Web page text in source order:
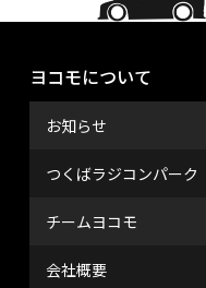
ヨコモについて
お知らせ
つくばラジコンパーク
チームヨコモ
会社概要